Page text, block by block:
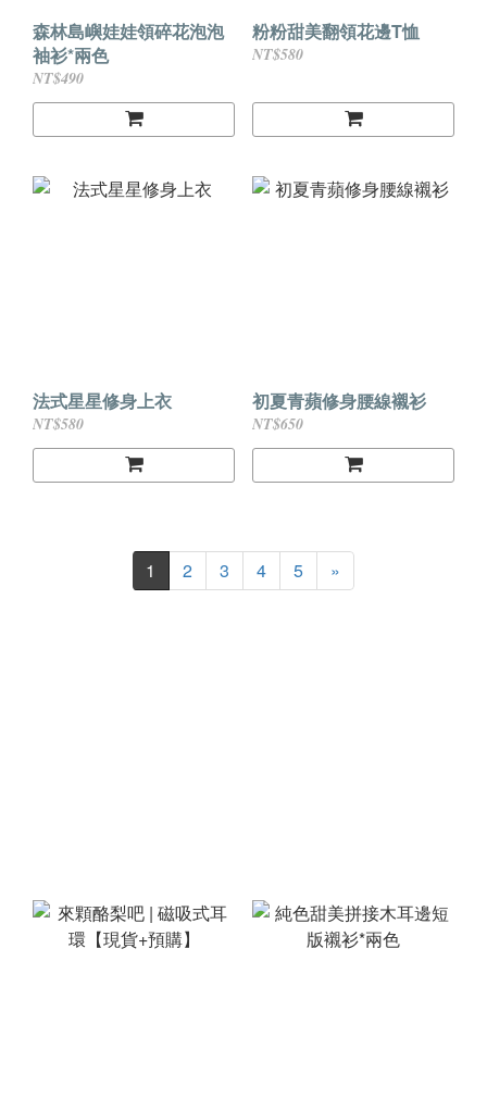
森林島嶼娃娃領碎花泡泡
袖衫*兩色
NT$490
粉粉甜美翻領花邊T恤
NT$580
法式星星修身上衣
NT$580
初夏青蘋修身腰線襯衫
NT$650
1 2 3 4 5 »